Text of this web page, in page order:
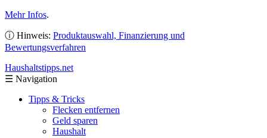
Mehr Infos.
ⓘ Hinweis: Produktauswahl, Finanzierung und
Bewertungsverfahren
Haushaltstipps.net
☰ Navigation
Tipps & Tricks
Flecken entfernen
Geld sparen
Haushalt